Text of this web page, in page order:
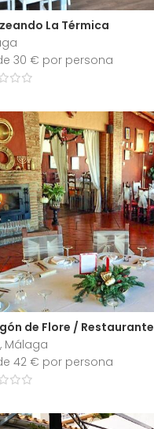
La Térmica
30 € por persona
de Flore / Restaurante
Málaga
42 € por persona